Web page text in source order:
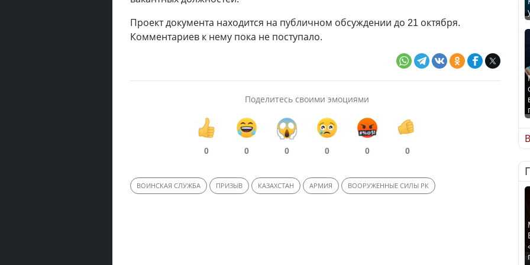
Проект документа находится на публичном обсуждении до 21 октября.
Комментариев к нему пока не поступало.
Поделитесь своими эмоциями
0 0 0 0 0 0
ВОИНСКАЯ СЛУЖБА ПРИЗЫВ КАЗАХСТАН АРМИЯ ВООРУЖЕННЫЕ СИЛЫ РК